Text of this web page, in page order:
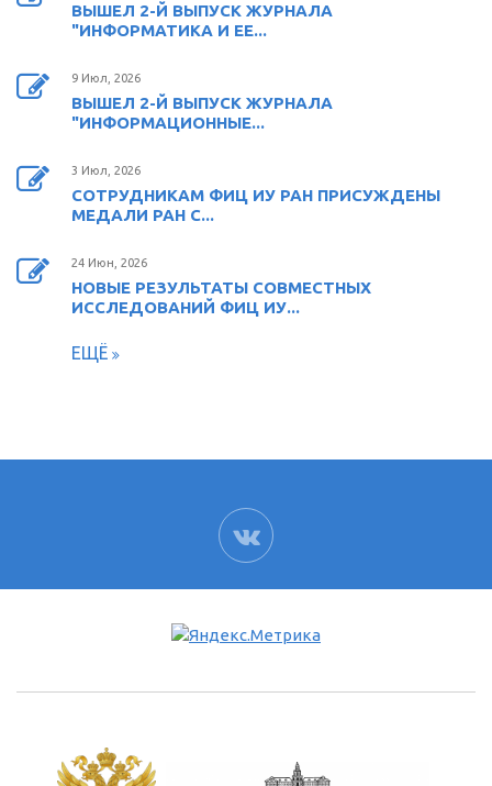
ВЫШЕЛ 2-Й ВЫПУСК ЖУРНАЛА
"ИНФОРМАТИКА И ЕЕ...
9 Июл, 2026
ВЫШЕЛ 2-Й ВЫПУСК ЖУРНАЛА
"ИНФОРМАЦИОННЫЕ...
3 Июл, 2026
СОТРУДНИКАМ ФИЦ ИУ РАН ПРИСУЖДЕНЫ
МЕДАЛИ РАН С...
24 Июн, 2026
НОВЫЕ РЕЗУЛЬТАТЫ СОВМЕСТНЫХ
ИССЛЕДОВАНИЙ ФИЦ ИУ...
ЕЩЁ
ВК